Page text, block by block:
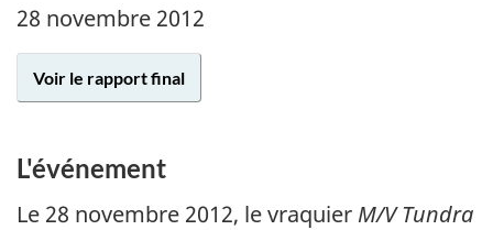
28 novembre 2012
Voir le rapport final
L'événement
Le 28 novembre 2012, le vraquier M/V Tundra